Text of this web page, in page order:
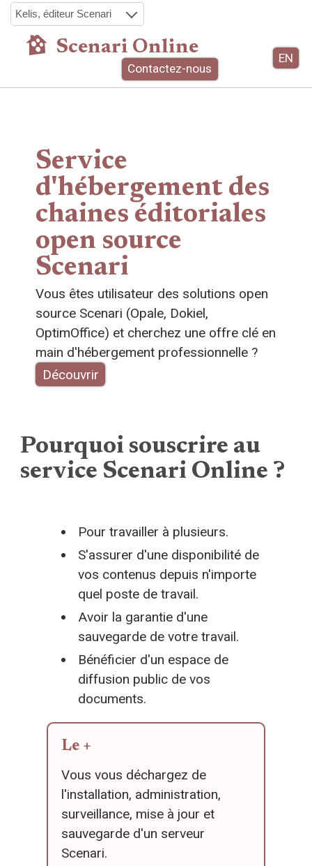
Kelis, éditeur Scenari
Scenari Online
Contactez-nous
EN
Service
d'hébergement des
chaines éditoriales
open source
Scenari
Vous êtes utilisateur des solutions open
source Scenari (Opale, Dokiel,
OptimOffice) et cherchez une offre clé en
main d'hébergement professionnelle ?
Découvrir
Les services inclus
Des services complémentaires
Pourquoi souscrire au
service Scenari Online ?
Pour travailler à plusieurs.
S'assurer d'une disponibilité de
vos contenus depuis n'importe
quel poste de travail.
Avoir la garantie d'une
sauvegarde de votre travail.
Bénéficier d'un espace de
diffusion public de vos
documents.
Le +
Vous vous déchargez de
l'installation, administration,
surveillance, mise à jour et
sauvegarde d'un serveur
Scenari.